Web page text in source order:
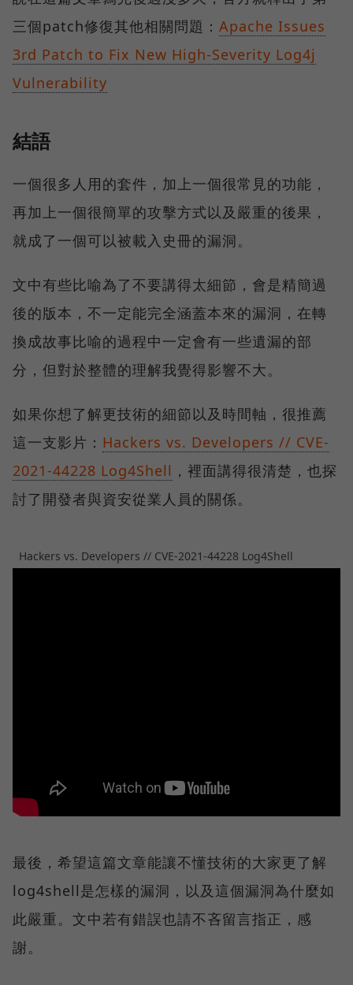
三個patch修復其他相關問題： Apache Issues
3rd Patch to Fix New High-Severity Log4j
Vulnerability
結語
一個很多人用的套件，加上一個很常見的功能，
再加上一個很簡單的攻擊方式以及嚴重的後果，
就成了一個可以被載入史冊的漏洞。
文中有些比喻為了不要講得太細節，會是精簡過
後的版本，不一定能完全涵蓋本來的漏洞，在轉
換成故事比喻的過程中一定會有一些遺漏的部
分，但對於整體的理解我覺得影響不大。
如果你想了解更技術的細節以及時間軸，很推薦
這一支影片： Hackers vs. Developers // CVE-
2021-44228 Log4Shell ，裡面講得很清楚，也探
討了開發者與資安從業人員的關係。
Hackers vs. Developers // CVE-2021-44228 Log4Shell
最後，希望這篇文章能讓不懂技術的大家更了解
log4shell是怎樣的漏洞，以及這個漏洞為什麼如
此嚴重。文中若有錯誤也請不吝留言指正，感
謝。